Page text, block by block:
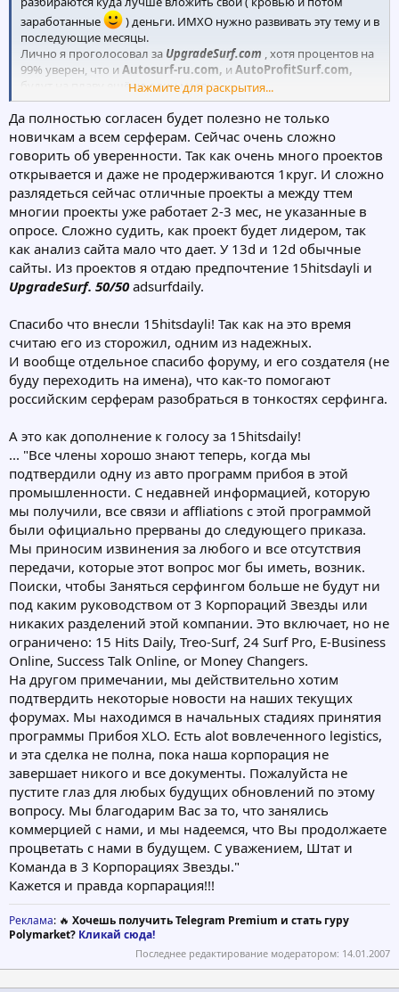
заработанные
) деньги. ИМХО нужно развивать эту тему и в
последующие месяцы.
Лично я проголосовал за UpgradeSurf.com , хотя процентов на
99% уверен, что и Autosurf-ru.com, и AutoProfitSurf.com,
будут на плаву ещё не один месяц.
Из представленых английских проектов, для меня наибольшее
доверие вызывает
Club4elite.com
Нажмите для раскрытия...
Да полностью согласен будет полезно не только
новичкам а всем серферам. Сейчас очень сложно
говорить об уверенности. Так как очень много проектов
открывается и даже не продерживаются 1круг. И сложно
разлядеться сейчас отличные проекты а между ттем
многии проекты уже работает 2-3 мес, не указанные в
опросе. Сложно судить, как проект будет лидером, так
как анализ сайта мало что дает. У 13d и 12d обычные
сайты. Из проектов я отдаю предпочтение 15hitsdayli и
UpgradeSurf. 50/50adsurfdaily.
Спасибо что внесли 15hitsdayli! Так как на это время
считаю его из сторожил, одним из надежных.
И вообще отдельное спасибо форуму, и его создателя (не
буду переходить на имена), что как-то помогают
российским серферам разобраться в тонкостях серфинга.
А это как дополнение к голосу за 15hitsdaily!
... "Все члены хорошо знают теперь, когда мы
подтвердили одну из авто программ прибоя в этой
промышленности. С недавней информацией, которую
мы получили, все связи и affliations с этой программой
были официально прерваны до следующего приказа.
Мы приносим извинения за любого и все отсутствия
передачи, которые этот вопрос мог бы иметь, возник.
Поиски, чтобы Заняться серфингом больше не будут ни
под каким руководством от 3 Корпораций Звезды или
никаких разделений этой компании. Это включает, но не
ограничено: 15 Hits Daily, Treo-Surf, 24 Surf Pro, E-Business
Online, Success Talk Online, or Money Changers.
На другом примечании, мы действительно хотим
подтвердить некоторые новости на наших текущих
форумах. Мы находимся в начальных стадиях принятия
программы Прибоя XLO. Есть alot вовлеченного legistics,
и эта сделка не полна, пока наша корпорация не
завершает никого и все документы. Пожалуйста не
пустите глаз для любых будущих обновлений по этому
вопросу. Мы благодарим Вас за то, что занялись
коммерцией с нами, и мы надеемся, что Вы продолжаете
процветать с нами в будущем. С уважением, Штат и
Команда в 3 Корпорациях Звезды."
Кажется и правда корпарация!!!
Реклама: 🔥 Хочешь получить Telegram Premium и стать гуру
Polymarket? Кликай сюда!
Последнее редактирование модератором: 14.01.2007